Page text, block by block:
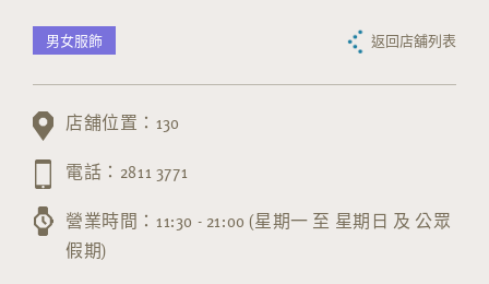
男女服飾 返回店舖列表
店舖位置：130
電話：2811 3771
營業時間：11:30 - 21:00 (星期一 至 星期日 及 公眾
假期)